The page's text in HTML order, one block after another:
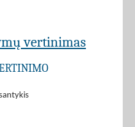
vertinimas